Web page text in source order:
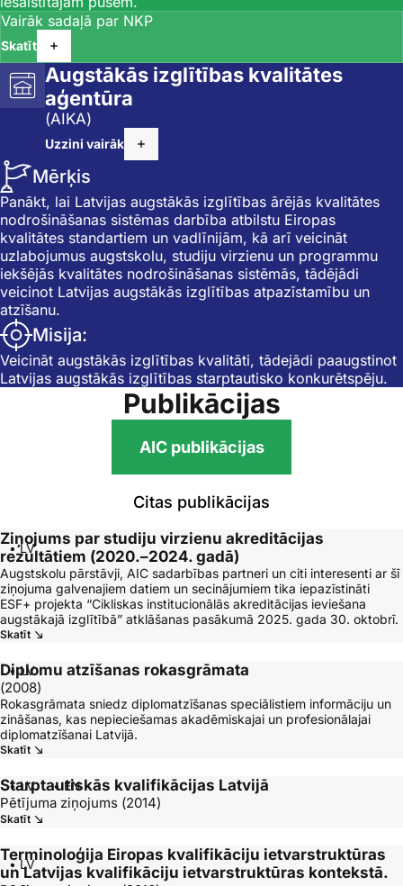
Vairāk sadaļā par NKP
Skatīt
Augstākās izglītības kvalitātes
aģentūra
(AIKA)
Uzzini vairāk
Mērķis
Panākt, lai Latvijas augstākās izglītības ārējās kvalitātes
nodrošināšanas sistēmas darbība atbilstu Eiropas
kvalitātes standartiem un vadlīnijām, kā arī veicināt
uzlabojumus augstskolu, studiju virzienu un programmu
iekšējās kvalitātes nodrošināšanas sistēmās, tādējādi
veicinot Latvijas augstākās izglītības atpazīstamību un
atzīšanu.
Misija:
Veicināt augstākās izglītības kvalitāti, tādejādi paaugstinot
Latvijas augstākās izglītības starptautisko konkurētspēju.
Publikācijas
AIC publikācijas
Citas publikācijas
Ziņojums par studiju virzienu akreditācijas
rezultātiem (2020.–2024. gadā)
• LV
Augstskolu pārstāvji, AIC sadarbības partneri un citi interesenti ar šī
ziņojuma galvenajiem datiem un secinājumiem tika iepazīstināti
ESF+ projekta “Cikliskas institucionālās akreditācijas ieviešana
augstākajā izglītībā” atklāšanas pasākumā 2025. gada 30. oktobrī.
Skatīt
Diplomu atzīšanas rokasgrāmata
• LV
(2008)
Rokasgrāmata sniedz diplomatzīšanas speciālistiem informāciju un
zināšanas, kas nepieciešamas akadēmiskajai un profesionālajai
diplomatzīšanai Latvijā.
Skatīt
Starptautiskās kvalifikācijas Latvijā
• LV • EN
Pētījuma ziņojums (2014)
Skatīt
Terminoloģija Eiropas kvalifikāciju ietvarstruktūras
un Latvijas kvalifikāciju ietvarstruktūras kontekstā.
• LV